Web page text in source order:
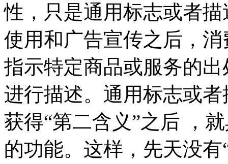
性，只是通用标志或者
使用和广告宣传之后，
指示特定商品或服务的
进行描述。通用标志或
获得“第二含义”之后 ，
的功能。这样，先天没